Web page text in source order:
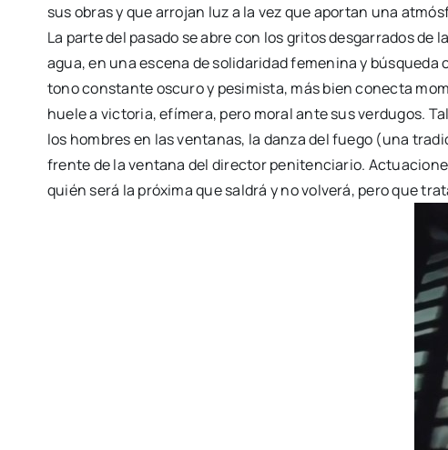
sus obras y que arrojan luz a la vez que aportan una
La parte del pasado se abre con los gritos desgarrados
agua, en una escena de solidaridad femenina y
tono constante oscuro y pesimista, más bien conecta
huele a victoria, efímera, pero moral ante sus verdugos.
los hombres en las ventanas, la danza del fuego (una
frente de la ventana del director penitenciario.
quién será la próxima que saldrá y no volverá, pero que